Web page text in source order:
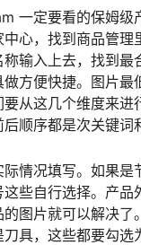
一定要看的保姆级
心，找到商品管理
输入上去，找到
做方便快捷。图片
要从这几个维度来
顺序都是次关键词
情况填写。如果
些自行选择。产
图片就可以解决
刀具，这些都要勾